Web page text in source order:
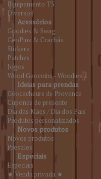
Equipamento T5
Diversos
Acessórios
Goodies & Swag
GeoPins & Crachás
Stickers
Patches
Jogos
Wood Geocoins - Woodies
Ideias para prendas
Géocacheurs de Provence
Cupones de presente
Dia das Mães / Dia dos Pais
Produtos personalizados
Novos produtos
Novos produtos
Presales
Especiais
Especiais
★ Venda privada ★